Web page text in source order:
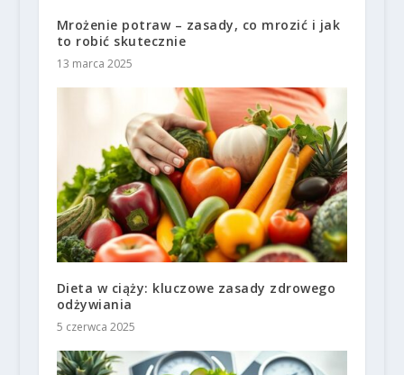
Mrożenie potraw – zasady, co mrozić i jak
to robić skutecznie
13 marca 2025
Dieta w ciąży: kluczowe zasady zdrowego
odżywiania
5 czerwca 2025